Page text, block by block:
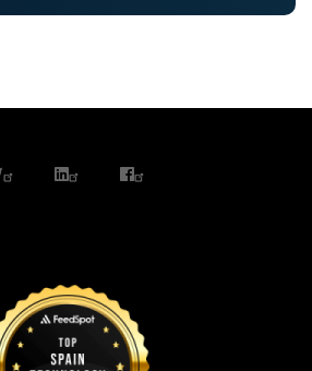
twitterlinkedinfacebook